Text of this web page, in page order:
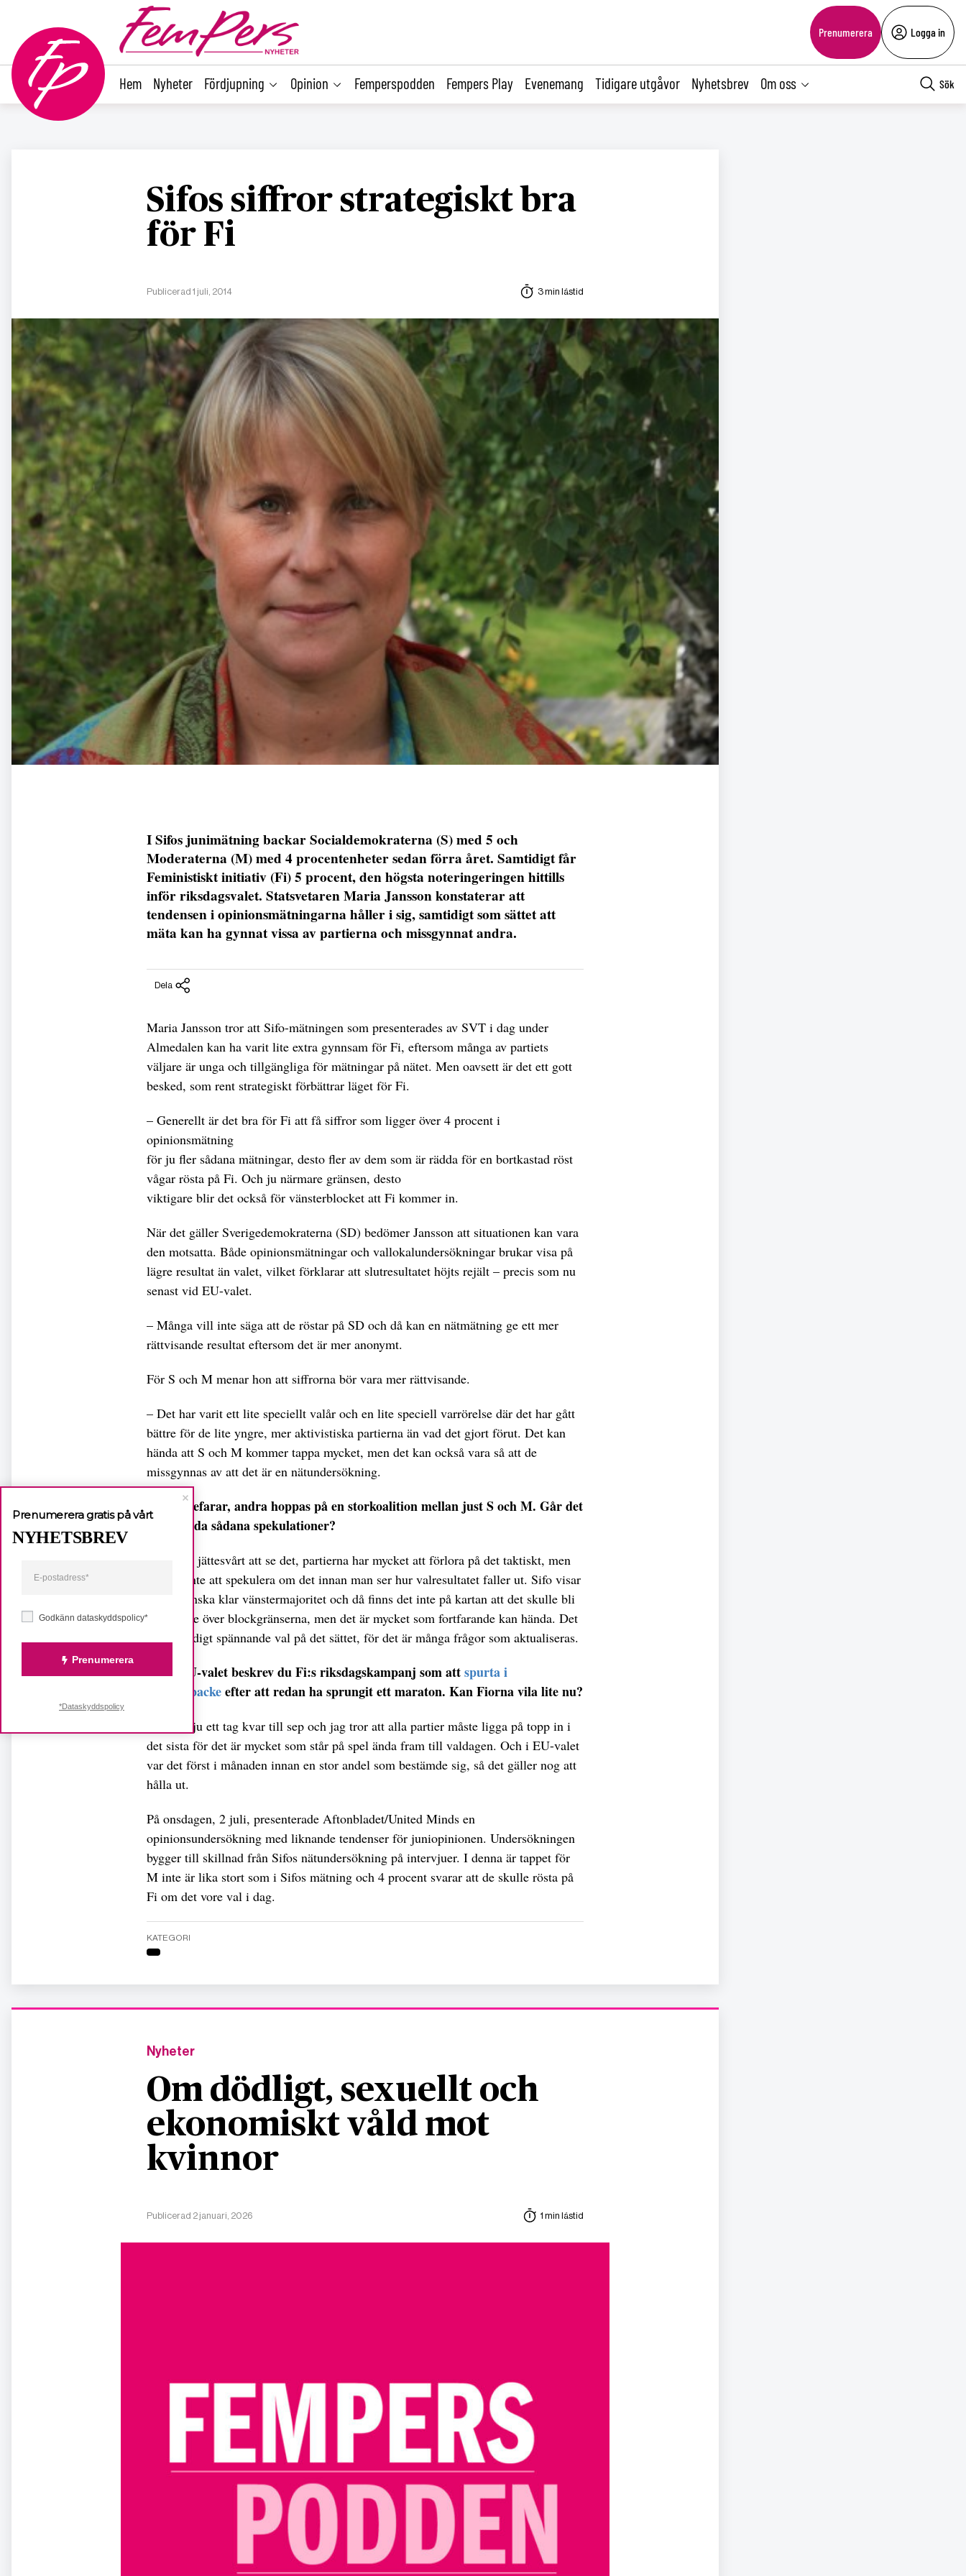
Prenumerera Logga in
Hem Nyheter Fördjupning Opinion Femperspodden Fempers Play Evenemang Tidigare utgåvor Nyhetsbrev Om oss Sök
Sifos siffror strategiskt bra
för Fi
Publicerad 1 juli, 2014 3 min lästid
I Sifos junimätning backar Socialdemokraterna (S) med 5 och
Moderaterna (M) med 4 procentenheter sedan förra året. Samtidigt får
Feministiskt initiativ (Fi) 5 procent, den högsta noteringeringen hittills
inför riksdagsvalet. Statsvetaren Maria Jansson konstaterar att
tendensen i opinionsmätningarna håller i sig, samtidigt som sättet att
mäta kan ha gynnat vissa av partierna och missgynnat andra.
Dela
Maria Jansson tror att Sifo-mätningen som presenterades av SVT i dag under
Almedalen kan ha varit lite extra gynnsam för Fi, eftersom många av partiets
väljare är unga och tillgängliga för mätningar på nätet. Men oavsett är det ett gott
besked, som rent strategiskt förbättrar läget för Fi.
– Generellt är det bra för Fi att få siffror som ligger över 4 procent i
opinionsmätning
för ju fler sådana mätningar, desto fler av dem som är rädda för en bortkastad röst
vågar rösta på Fi. Och ju närmare gränsen, desto
viktigare blir det också för vänsterblocket att Fi kommer in.
När det gäller Sverigedemokraterna (SD) bedömer Jansson att situationen kan vara
den motsatta. Både opinionsmätningar och vallokalundersökningar brukar visa på
lägre resultat än valet, vilket förklarar att slutresultatet höjts rejält – precis som nu
senast vid EU-valet.
– Många vill inte säga att de röstar på SD och då kan en nätmätning ge ett mer
rättvisande resultat eftersom det är mer anonymt.
För S och M menar hon att siffrorna bör vara mer rättvisande.
– Det har varit ett lite speciellt valår och en lite speciell varrörelse där det har gått
bättre för de lite yngre, mer aktivistiska partierna än vad det gjort förut. Det kan
hända att S och M kommer tappa mycket, men det kan också vara så att de
missgynnas av att det är en nätundersökning.
En del befarar, andra hoppas på en storkoalition mellan just S och M. Går det
att avfärda sådana spekulationer?
– Jag har jättesvårt att se det, partierna har mycket att förlora på det taktiskt, men
det går inte att spekulera om det innan man ser hur valresultatet faller ut. Sifo visar
nu en ganska klar vänstermajoritet och då finns det inte på kartan att det skulle bli
samarbete över blockgränserna, men det är mycket som fortfarande kan hända. Det
är ett väldigt spännande val på det sättet, för det är många frågor som aktualiseras.
Efter EU-valet beskrev du Fi:s riksdagskampanj som attspurta i
uppförsbackeefter att redan ha sprungit ett maraton. Kan Fiorna vila lite nu?
– Det är ju ett tag kvar till sep och jag tror att alla partier måste ligga på topp in i
det sista för det är mycket som står på spel ända fram till valdagen. Och i EU-valet
var det först i månaden innan en stor andel som bestämde sig, så det gäller nog att
hålla ut.
På onsdagen, 2 juli, presenterade Aftonbladet/United Minds en
opinionsundersökning med liknande tendenser för juniopinionen. Undersökningen
bygger till skillnad från Sifos nätundersökning på intervjuer. I denna är tappet för
M inte är lika stort som i Sifos mätning och 4 procent svarar att de skulle rösta på
Fi om det vore val i dag.
KATEGORI
Nyheter
Om dödligt, sexuellt och
ekonomiskt våld mot
kvinnor
Publicerad 2 januari, 2026 1 min lästid
Godkänn dataskyddspolicy*
Prenumerera
Prenumerera gratis på vårt
NYHETSBREV
*Dataskyddspolicy